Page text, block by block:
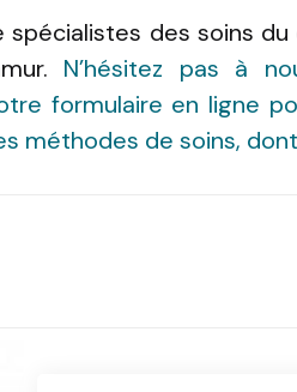
spécialistes des soins
N’hésitez pas à
formulaire en ligne
méthodes de soins, dont